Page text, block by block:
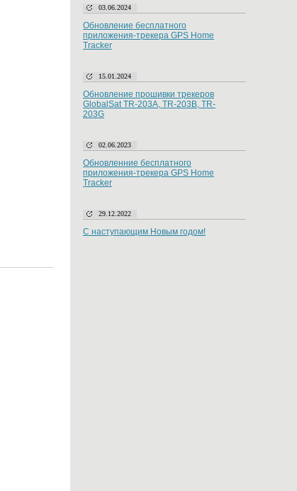
03.06.2024
Обновление бесплатного
приложения-трекера GPS Home
Tracker
15.01.2024
Обновление прошивки трекеров
GlobalSat TR-203A, TR-203B, TR-
203G
02.06.2023
Обновленние бесплатного
приложения-трекера GPS Home
Tracker
29.12.2022
С наступающим Новым годом!